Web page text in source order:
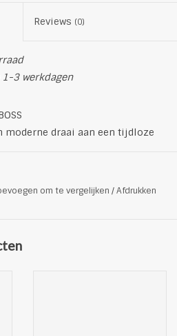
Reviews (0)
1-3 werkdagen
moderne draai aan een tijdloze
een opvallende gespsluiting
om te vergelijken /Afdrukken